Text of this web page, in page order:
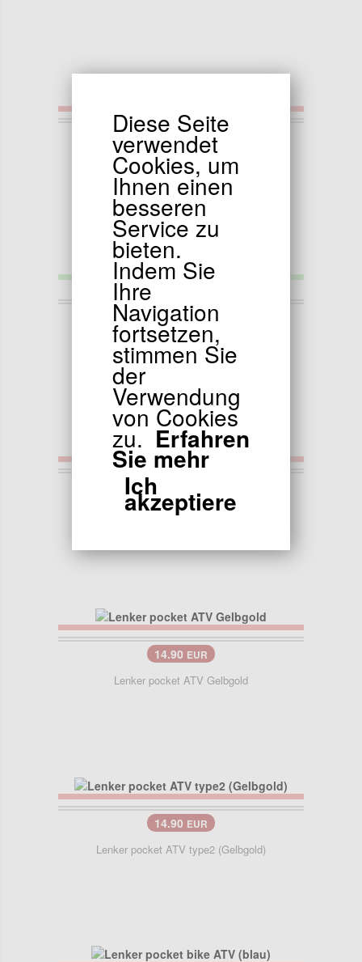
14.90EUR
Lenker fur pocket ATV type2 (Rot)
14.90EUR
Lenker pocket ATV (grün)
14.90
Lenker pocket ATV (Rot)
14.90 EUR
Lenker pocket ATV Gelbgold
14.90 EUR
Lenker pocket ATV type2 (Gelbgold)
Diese Seite
verwendet
Cookies, um
Ihnen einen
besseren
Service zu
bieten.
Indem Sie
Ihre
Navigation
fortsetzen,
stimmen Sie
der
Verwendung
von Cookies
zu. Erfahren
Sie mehr
Ich
akzeptiere